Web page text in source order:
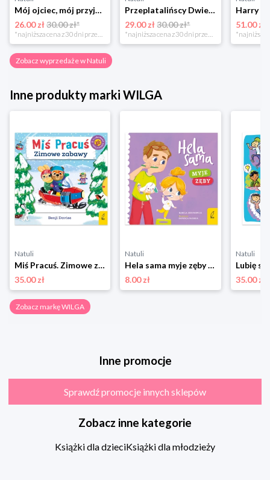
Mój ojciec, mój przyjaciel Element
26.00 zł30.00 zł*
*najniższa cena z 30 dni przed obniżką
Przeplatalińscy Dwie siostry
29.00 zł 30.00 zł*
*najniższa cena z 30 dni przed obniżką
51.00 zł
Zobacz wyprzedaże w Natuli
Inne produkty marki WILGA
Natuli
Miś Pracuś. Zimowe zabawy Wilga
35.00 zł
Natuli
Hela sama myje zęby Wilga
8.00 zł
Natuli
Lubię
35.00 zł
Zobacz markę WILGA
Inne promocje
Sprawdź promocje innych sklepów
Zobacz inne kategorie
Książki dla dzieciKsiążki dla młodzieży